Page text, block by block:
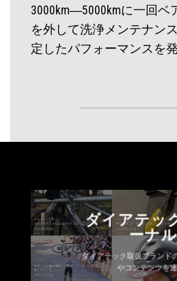
3000km―5000kmに一回ベ
を外して洗浄メンテナン
定したパフォーマンスを
ダイアテッ
ーナル
ダイアテック取扱ブランド
やコンテンツを